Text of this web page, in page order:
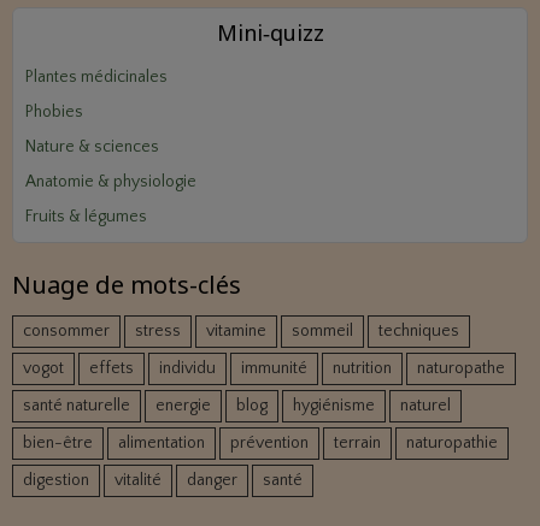
Mini‑quizz
Plantes médicinales
Phobies
Nature & sciences
Anatomie & physiologie
Fruits & légumes
Nuage de mots-clés
consommer stress vitamine sommeil
techniques
vogot
effets individu immunité nutrition
naturopathe
santé naturelle
energie blog hygiénisme
naturel
bien-être
alimentation prévention terrain
naturopathie
digestion
vitalité danger santé